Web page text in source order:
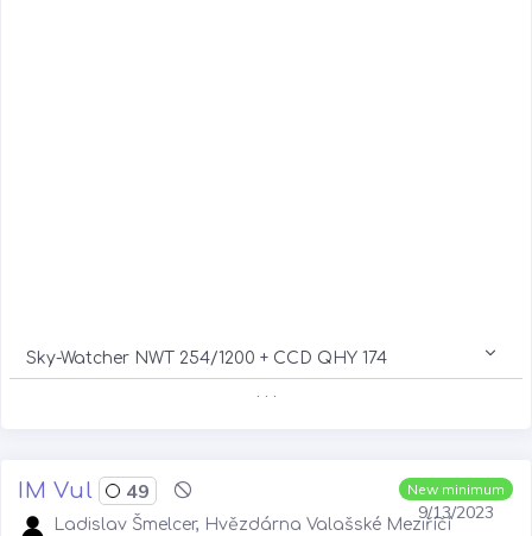
Sky-Watcher NWT 254/1200 + CCD QHY 174
New minimum
9/13/2023
IM Vul 49
Ladislav Šmelcer, Hvězdárna Valašské Meziříčí